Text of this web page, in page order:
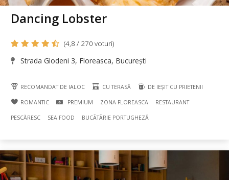
Dancing Lobster
(4,8 / 270 voturi)
Strada Glodeni 3, Floreasca, București
RECOMANDAT DE IALOC CU TERASĂ DE IEȘIT CU PRIETENII
ROMANTIC PREMIUM ZONA FLOREASCA RESTAURANT
PESCĂRESC SEA FOOD BUCÃTÃRIE PORTUGHEZĂ